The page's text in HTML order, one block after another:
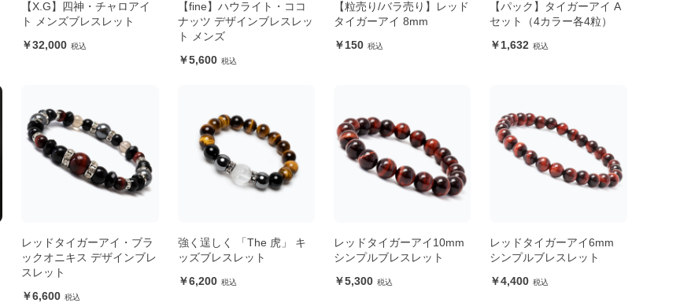
【X.G】四神・チャロアイ
ト メンズブレスレット
32,000
【fine】ハウライト・ココ
ナッツ デザインブレスレッ
ト メンズ
5,600
【粒売り/バラ売り】レッド
タイガーアイ 8mm
150
【パック】タイガーアイ A
セット（4カラー各4粒）
1,632
レッドタイガーアイ・ブラ
ックオニキス デザインブレ
スレット
6,600
強く逞しく 「The 虎」 キ
ッズブレスレット
6,200
レッドタイガーアイ10mm
シンプルブレスレット
5,300
レッドタイガーアイ6mm
シンプルブレスレット
4,400